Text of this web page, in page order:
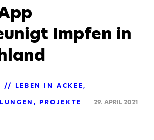
Impfen in
LEBEN IN ACKEE
PROJEKTE 29. APRIL 2021